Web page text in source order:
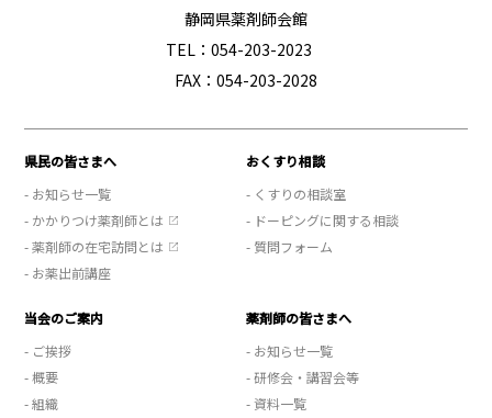
静岡県薬剤師会館
TEL：054-203-2023
FAX：054-203-2028
県民の皆さまへ
- お知らせ一覧
- かかりつけ薬剤師とは
- 薬剤師の在宅訪問とは
- お薬出前講座
おくすり相談
- くすりの相談室
- ドーピングに関する相談
- 質問フォーム
当会のご案内
- ご挨拶
- 概要
- 組織
薬剤師の皆さまへ
- お知らせ一覧
- 研修会・講習会等
- 資料一覧